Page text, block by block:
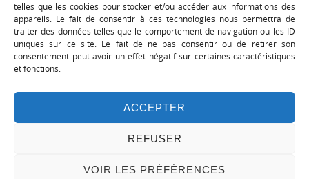
telles que les cookies pour stocker et/ou accéder aux informations des
appareils. Le fait de consentir à ces technologies nous permettra de
traiter des données telles que le comportement de navigation ou les ID
uniques sur ce site. Le fait de ne pas consentir ou de retirer son
consentement peut avoir un effet négatif sur certaines caractéristiques
et fonctions.
ACCEPTER
REFUSER
VOIR LES PRÉFÉRENCES